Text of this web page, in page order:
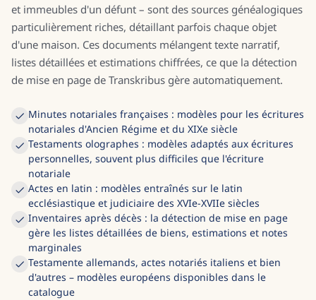
et immeubles d'un défunt – sont des sources généalogiques
particulièrement riches, détaillant parfois chaque objet
d'une maison. Ces documents mélangent texte narratif,
listes détaillées et estimations chiffrées, ce que la détection
de mise en page de Transkribus gère automatiquement.
Minutes notariales françaises : modèles pour les écritures
notariales d'Ancien Régime et du XIXe siècle
Testaments olographes : modèles adaptés aux écritures
personnelles, souvent plus difficiles que l'écriture
notariale
Actes en latin : modèles entraînés sur le latin
ecclésiastique et judiciaire des XVIe-XVIIe siècles
Inventaires après décès : la détection de mise en page
gère les listes détaillées de biens, estimations et notes
marginales
Testamente allemands, actes notariés italiens et bien
d'autres – modèles européens disponibles dans le
catalogue